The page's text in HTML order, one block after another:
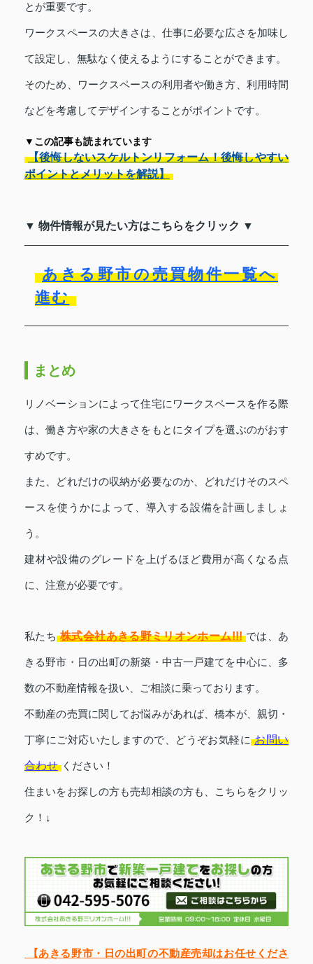
とが重要です。
ワークスペースの大きさは、仕事に必要な広さを加味し
て設定し、無駄なく使えるようにすることができます。
そのため、ワークスペースの利用者や働き方、利用時間
などを考慮してデザインすることがポイントです。
▼この記事も読まれています
【後悔しないスケルトンリフォーム！後悔しやすい
ポイントとメリットを解説】
▼ 物件情報が見たい方はこちらをクリック ▼
あきる野市の売買物件一覧へ
進む
まとめ
リノベーションによって住宅にワークスペースを作る際
は、働き方や家の大きさをもとにタイプを選ぶのがおす
すめです。
また、どれだけの収納が必要なのか、どれだけそのスペ
ースを使うかによって、導入する設備を計画しましょ
う。
建材や設備のグレードを上げるほど費用が高くなる点
に、注意が必要です。
私たち 株式会社あきる野ミリオンホーム!!! では、あ
きる野市・日の出町の新築・中古一戸建てを中心に、多
数の不動産情報を扱い、ご相談に乗っております。
不動産の売買に関してお悩みがあれば、橋本が、親切・
丁寧にご対応いたしますので、どうぞお気軽に お問い
合わせ ください！
住まいをお探しの方も売却相談の方も、こちらをクリッ
ク！↓
【あきる野市・日の出町の不動産売却はお任せくださ